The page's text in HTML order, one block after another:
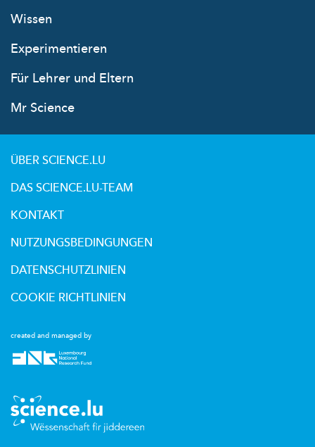
Wissen
Experimentieren
Für Lehrer und Eltern
Mr Science
created and managed by
ÜBER SCIENCE.LU
DAS SCIENCE.LU-TEAM
KONTAKT
NUTZUNGSBEDINGUNGEN
DATENSCHUTZLINIEN
COOKIE RICHTLINIEN